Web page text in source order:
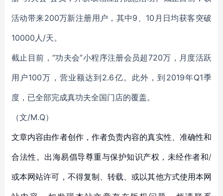
活动带来200万新注册用户，其中9、10月日均获客突破
10000人/天。
截止目前，“功夫会”小程序注册会员超720万，月度活跃
用户100万，营业额达到2.6亿。此外，到2019年Q1季
度，已全部完成真功夫全国门店的覆盖。
（文/M.Q）
文章内容由作者创作，作者负责内容的真实性、准确性和
合法性。出海易倡导尊重与保护知识产权，未经作者和/
或本网站许可，不得复制、转载、或以其他方式使用本网